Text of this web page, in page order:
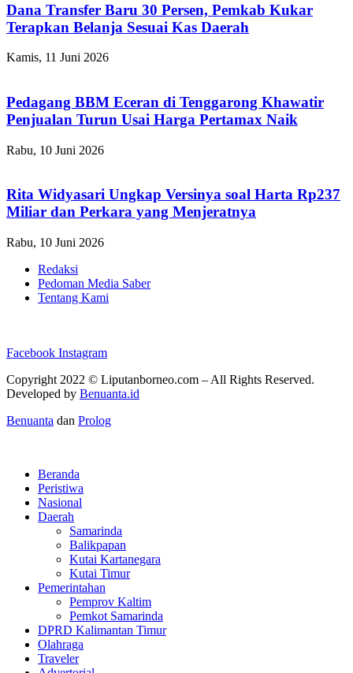
Dana Transfer Baru 30 Persen, Pemkab Kukar
Terapkan Belanja Sesuai Kas Daerah
Kamis, 11 Juni 2026
Pedagang BBM Eceran di Tenggarong Khawatir
Penjualan Turun Usai Harga Pertamax Naik
Rabu, 10 Juni 2026
Rita Widyasari Ungkap Versinya soal Harta Rp237
Miliar dan Perkara yang Menjeratnya
Rabu, 10 Juni 2026
Redaksi
Pedoman Media Saber
Tentang Kami
Facebook Instagram
Copyright 2022 © Liputanborneo.com – All Rights Reserved.
Developed by Benuanta.id
Benuanta dan Prolog
Beranda
Peristiwa
Nasional
Daerah
Samarinda
Balikpapan
Kutai Kartanegara
Kutai Timur
Pemerintahan
Pemprov Kaltim
Pemkot Samarinda
DPRD Kalimantan Timur
Olahraga
Traveler